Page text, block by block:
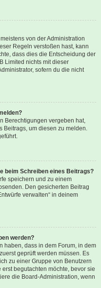
von der Administration
Regeln verstoßen hast, kann
dass dies die Entscheidung der
Limited nichts mit dieser
sofern du die nicht
Berechtigungen vergeben hat,
Beitrags, um diesen zu melden.
beim Schreiben eines Beitrags?
speichern und zu einem
Den gesicherten Beitrag
verwalten“ in deinem
werden?
haben, dass in dem Forum, in dem
geprüft werden müssen. Es
zu einer Gruppe von Benutzern
begutachten möchte, bevor sie
die Board-Administration, wenn